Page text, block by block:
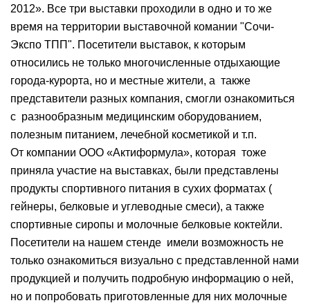
2012». Все три выставки проходили в одно и то же
время на территории выставочной комании "Сочи-
Экспо ТПП". Посетители выставок, к которым
относились не только многочисленные отдыхающие
города-курорта, но и местные жители, а также
представители разных компания, смогли ознакомиться
с разнообразным медицинским оборудованием,
полезным питанием, лечебной косметикой и т.п.
От компании ООО «Актиформула», которая тоже
приняла участие на выставках, были представлены
продукты спортивного питания в сухих форматах (
гейнеры, белковые и углеводные смеси), а также
спортивные сиропы и молочные белковые коктейли.
Посетители на нашем стенде имели возможность не
только ознакомиться визуально с представленной нами
продукцией и получить подробную информацию о ней,
но и попробовать приготовленные для них молочные